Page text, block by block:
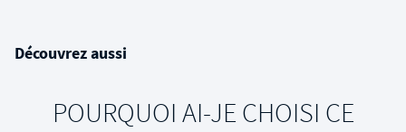
Découvrez aussi
POURQUOI AI-JE CHOISI CE